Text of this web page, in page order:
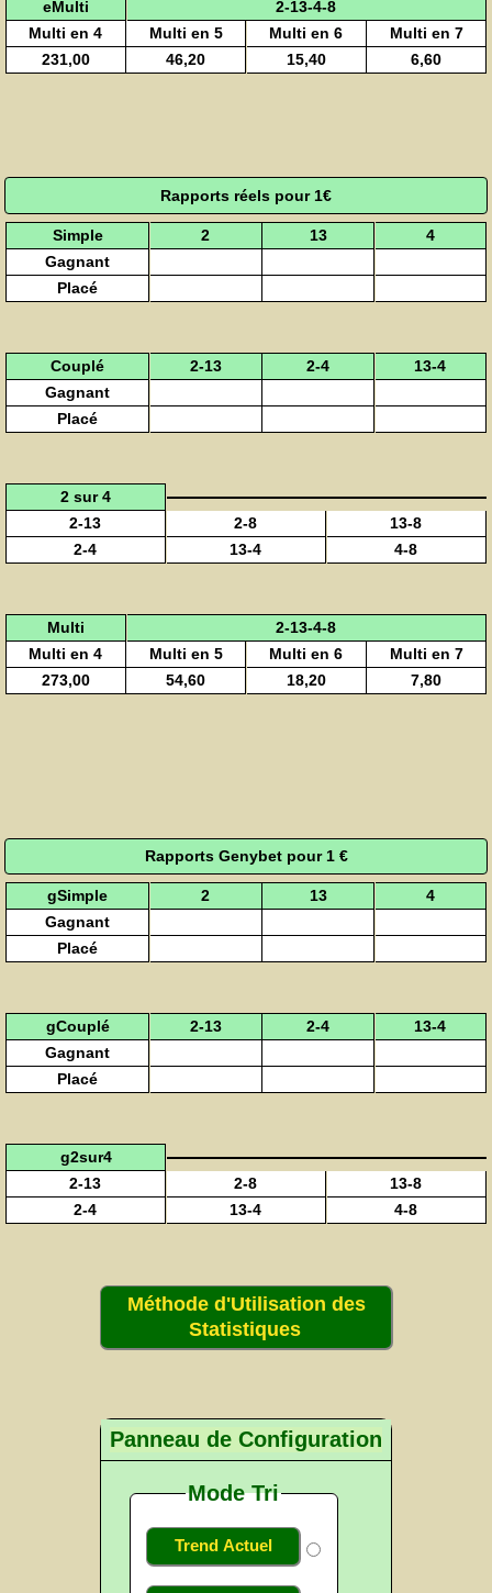
eMulti
2-13-4-8
Multi en 4
Multi en 5 Multi en 6
Multi en 7
231,00
46,20 15,40 6,60
Rapports réels pour 1€
Simple 2 13
4
Gagnant
Placé
Couplé 2-13 2-4
13-4
Gagnant
Placé
2 sur 4
2-13
2-8
13-8
2-4
13-4 4-8
Multi
2-13-4-8
Multi en 4
Multi en 5 Multi en 6
Multi en 7
273,00
54,60 18,20 7,80
Rapports Genybet pour 1 €
gSimple 2 13
4
Gagnant
Placé
gCouplé 2-13 2-4
13-4
Gagnant
Placé
g2sur4
2-13
2-8
13-8
2-4
13-4 4-8
Méthode d'Utilisation des
Statistiques
Panneau de Configuration
Mode Tri
Trend Actuel